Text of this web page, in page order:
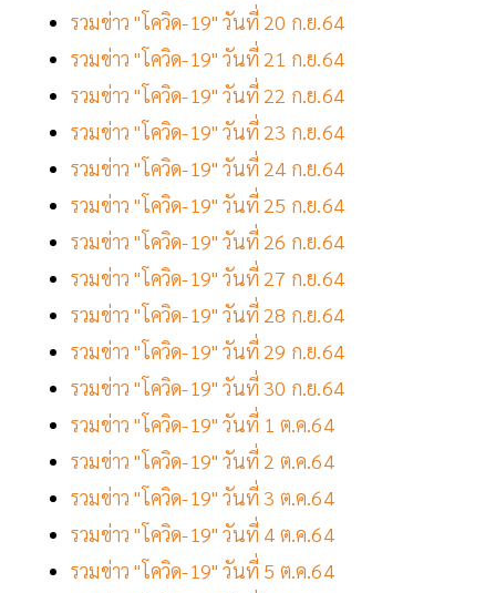
รวมข่าว "โควิด-19" วันที่ 20 ก.ย.64
รวมข่าว "โควิด-19" วันที่ 21 ก.ย.64
รวมข่าว "โควิด-19" วันที่ 22 ก.ย.64
รวมข่าว "โควิด-19" วันที่ 23 ก.ย.64
รวมข่าว "โควิด-19" วันที่ 24 ก.ย.64
รวมข่าว "โควิด-19" วันที่ 25 ก.ย.64
รวมข่าว "โควิด-19" วันที่ 26 ก.ย.64
รวมข่าว "โควิด-19" วันที่ 27 ก.ย.64
รวมข่าว "โควิด-19" วันที่ 28 ก.ย.64
รวมข่าว "โควิด-19" วันที่ 29 ก.ย.64
รวมข่าว "โควิด-19" วันที่ 30 ก.ย.64
รวมข่าว "โควิด-19" วันที่ 1 ต.ค.64
รวมข่าว "โควิด-19" วันที่ 2 ต.ค.64
รวมข่าว "โควิด-19" วันที่ 3 ต.ค.64
รวมข่าว "โควิด-19" วันที่ 4 ต.ค.64
รวมข่าว "โควิด-19" วันที่ 5 ต.ค.64